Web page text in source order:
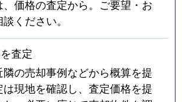
、価格の査定から。ご要望・お
ください。
査定
の売却事例などから概算を提
現地を確認し、査定価格を提